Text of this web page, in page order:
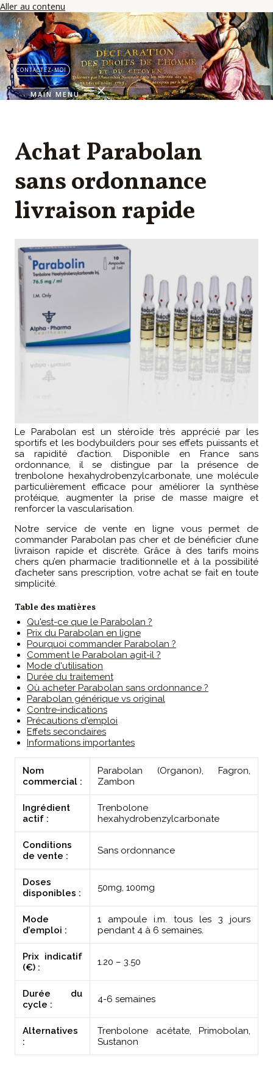
Aller au contenu
CONTACTEZ-MOI
MAIN MENU
Achat Parabolan
sans ordonnance
livraison rapide
Le Parabolan est un stéroïde très apprécié par les
sportifs et les bodybuilders pour ses effets puissants et
sa rapidité d’action. Disponible en France sans
ordonnance, il se distingue par la présence de
trenbolone hexahydrobenzylcarbonate, une molécule
particulièrement efficace pour améliorer la synthèse
protéique, augmenter la prise de masse maigre et
renforcer la vascularisation.
Notre service de vente en ligne vous permet de
commander Parabolan pas cher et de bénéficier d’une
livraison rapide et discrète. Grâce à des tarifs moins
chers qu’en pharmacie traditionnelle et à la possibilité
d’acheter sans prescription, votre achat se fait en toute
simplicité.
Table des matières
Qu'est-ce que le Parabolan ?
Prix du Parabolan en ligne
Pourquoi commander Parabolan ?
Comment le Parabolan agit-il ?
Mode d'utilisation
Durée du traitement
Où acheter Parabolan sans ordonnance ?
Parabolan générique vs original
Contre-indications
Précautions d'emploi
Effets secondaires
Informations importantes
Nom
commercial :
Parabolan (Organon), Fagron,
Zambon
Ingrédient
actif :
Trenbolone
hexahydrobenzylcarbonate
Conditions
de vente :
Sans ordonnance
Doses
disponibles :
50mg, 100mg
Mode
d’emploi :
1 ampoule i.m. tous les 3 jours
pendant 4 à 6 semaines.
Prix indicatif
(€) :
1.20 – 3.50
Durée du
cycle :
4-6 semaines
Alternatives
:
Trenbolone acétate, Primobolan,
Sustanon